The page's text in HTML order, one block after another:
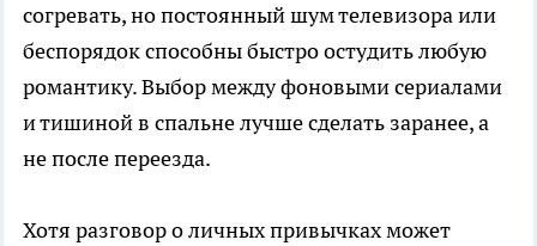
согревать, но постоянный шум телевизора или
беспорядок способны быстро остудить любую
романтику. Выбор между фоновыми сериалами
и тишиной в спальне лучше сделать заранее, а
не после переезда.
Хотя разговор о личных привычках может